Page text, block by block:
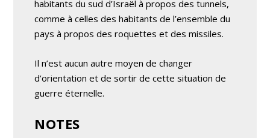
habitants du sud d’Israël à propos des tunnels,
comme à celles des habitants de l’ensemble du
pays à propos des roquettes et des missiles.
Il n’est aucun autre moyen de changer
d’orientation et de sortir de cette situation de
guerre éternelle.
NOTES